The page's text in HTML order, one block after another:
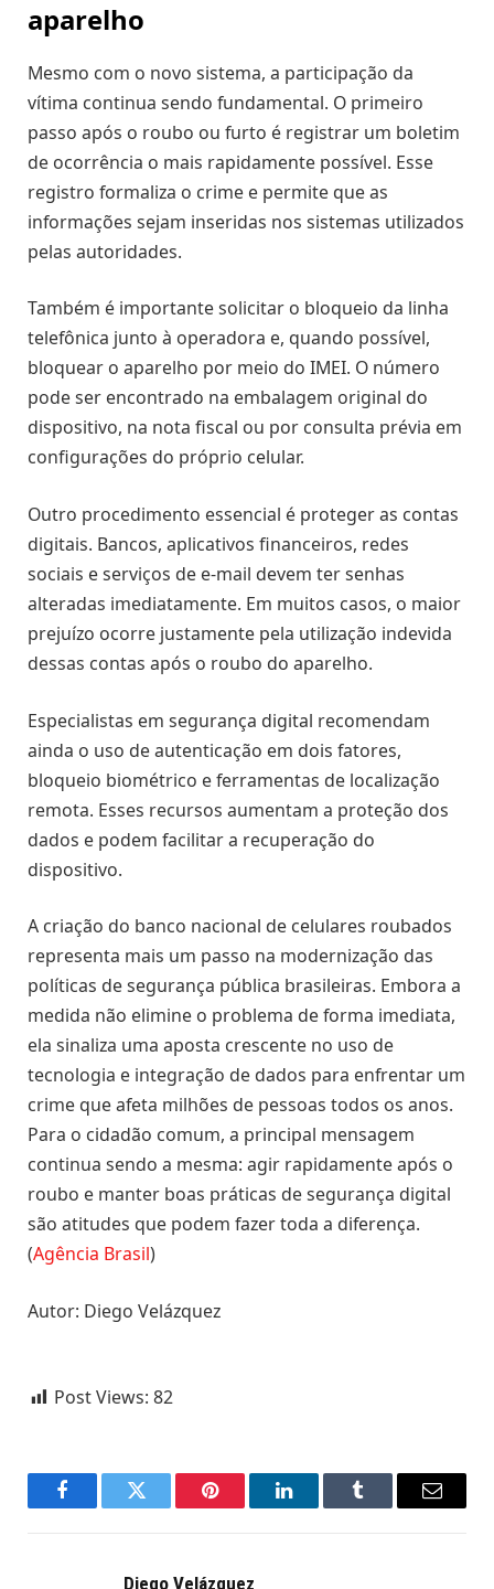
aparelho
Mesmo com o novo sistema, a participação da
vítima continua sendo fundamental. O primeiro
passo após o roubo ou furto é registrar um boletim
de ocorrência o mais rapidamente possível. Esse
registro formaliza o crime e permite que as
informações sejam inseridas nos sistemas utilizados
pelas autoridades.
Também é importante solicitar o bloqueio da linha
telefônica junto à operadora e, quando possível,
bloquear o aparelho por meio do IMEI. O número
pode ser encontrado na embalagem original do
dispositivo, na nota fiscal ou por consulta prévia em
configurações do próprio celular.
Outro procedimento essencial é proteger as contas
digitais. Bancos, aplicativos financeiros, redes
sociais e serviços de e-mail devem ter senhas
alteradas imediatamente. Em muitos casos, o maior
prejuízo ocorre justamente pela utilização indevida
dessas contas após o roubo do aparelho.
Especialistas em segurança digital recomendam
ainda o uso de autenticação em dois fatores,
bloqueio biométrico e ferramentas de localização
remota. Esses recursos aumentam a proteção dos
dados e podem facilitar a recuperação do
dispositivo.
A criação do banco nacional de celulares roubados
representa mais um passo na modernização das
políticas de segurança pública brasileiras. Embora a
medida não elimine o problema de forma imediata,
ela sinaliza uma aposta crescente no uso de
tecnologia e integração de dados para enfrentar um
crime que afeta milhões de pessoas todos os anos.
Para o cidadão comum, a principal mensagem
continua sendo a mesma: agir rapidamente após o
roubo e manter boas práticas de segurança digital
são atitudes que podem fazer toda a diferença.
(Agência Brasil)
Autor: Diego Velázquez
Post Views: 82
FacebookTwitter Pinterest LinkedInTumblr Email
Diego Velázquez